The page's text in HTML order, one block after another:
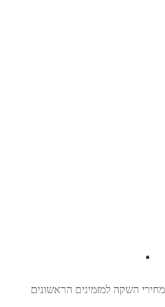
מחירי השקה למזמינים הראשונים